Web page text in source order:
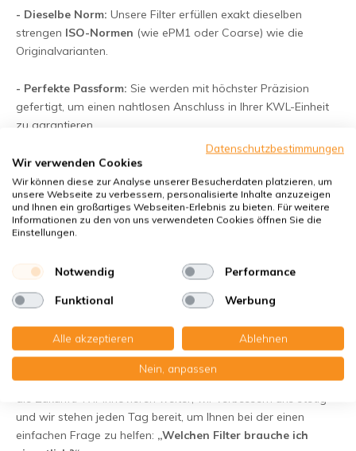
- Dieselbe Norm: Unsere Filter erfüllen exakt dieselben
strengen ISO-Normen (wie ePM1 oder Coarse) wie die
Originalvarianten.
- Perfekte Passform: Sie werden mit höchster Präzision
gefertigt, um einen nahtlosen Anschluss in Ihrer KWL-Einheit
zu garantieren.
- Fairer Preis:Da wir die Wege kurz halten, bieten wir
absolute Spitzenqualität ohne den Aufpreis für den
Markennamen.
Woran wir glauben
Wir sind davon überzeugt, dass ein gesundes
sieht unsere Filter nicht, aber man spürt den Unterschied:
weniger Feinstaub, weniger Pollen und ein System, das
jahrelang länger hält.
Mit 40 Jahren Erfahrung blicken wir mit frischem Schwung in
die Zukunft. Wir innovieren weiter, wir verbessern uns stetig
und wir stehen jeden Tag bereit, um Ihnen bei der einen
einfachen Frage zu helfen: „Welchen Filter brauche ich
Datenschutzbestimmungen
Wir verwenden Cookies
Wir können diese zur Analyse unserer Besucherdaten platzieren, um
unsere Webseite zu verbessern, personalisierte Inhalte anzuzeigen
und Ihnen ein großartiges Webseiten-Erlebnis zu bieten. Für weitere
Informationen zu den von uns verwendeten Cookies öffnen Sie die
Einstellungen.
Notwendig Performance
Funktional Werbung
Alle akzeptieren Ablehnen
Nein, anpassen